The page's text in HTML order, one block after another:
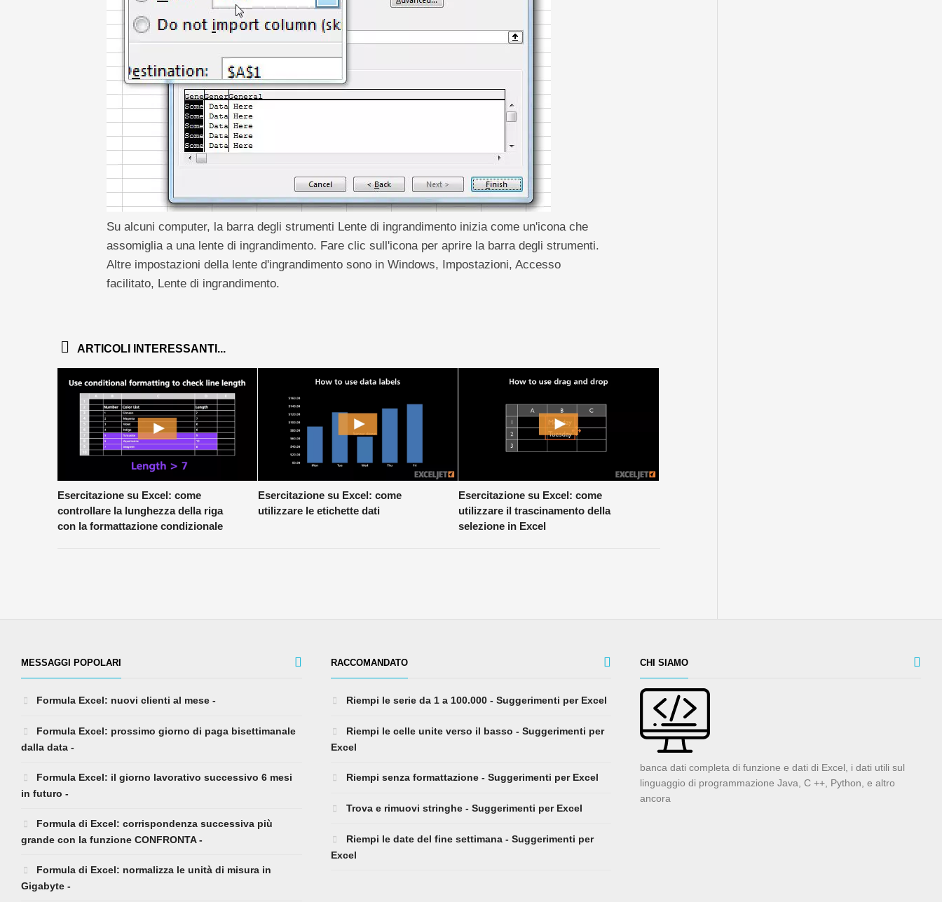
Su alcuni computer, la barra degli strumenti Lente di ingrandimento inizia come un'icona che
assomiglia a una lente di ingrandimento. Fare clic sull'icona per aprire la barra degli strumenti.
Altre impostazioni della lente d'ingrandimento sono in Windows, Impostazioni, Accesso
facilitato, Lente di ingrandimento.
ARTICOLI INTERESSANTI...
Esercitazione su Excel: come
controllare la lunghezza della riga
con la formattazione condizionale
Esercitazione su Excel: come
utilizzare le etichette dati
Esercitazione su Excel: come
utilizzare il trascinamento della
selezione in Excel
MESSAGGI POPOLARI
Formula Excel: nuovi clienti al mese -
Formula Excel: prossimo giorno di paga bisettimanale
dalla data -
Formula Excel: il giorno lavorativo successivo 6 mesi
in futuro -
Formula di Excel: corrispondenza successiva più
grande con la funzione CONFRONTA -
Formula di Excel: normalizza le unità di misura in
Gigabyte -
RACCOMANDATO
Riempi le serie da 1 a 100.000 - Suggerimenti per Excel
Riempi le celle unite verso il basso - Suggerimenti per
Excel
Riempi senza formattazione - Suggerimenti per Excel
Trova e rimuovi stringhe - Suggerimenti per Excel
Riempi le date del fine settimana - Suggerimenti per
Excel
CHI SIAMO
banca dati completa di funzione e dati di Excel, i dati utili sul
linguaggio di programmazione Java, C ++, Python, e altro
ancora